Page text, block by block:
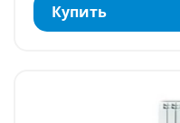
Купить